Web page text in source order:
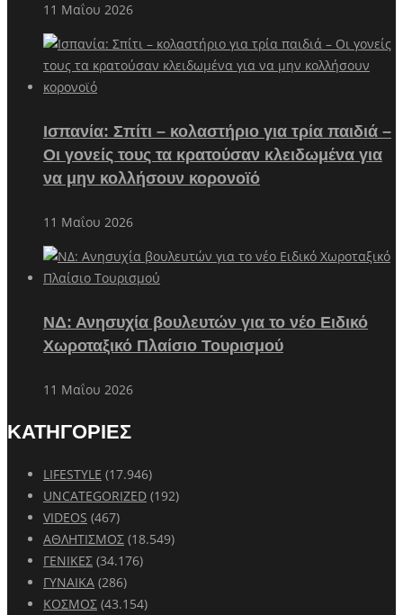
11 Μαΐου 2026
Ισπανία: Σπίτι – κολαστήριο για τρία παιδιά –
Οι γονείς τους τα κρατούσαν κλειδωμένα για
να μην κολλήσουν κορονοϊό
11 Μαΐου 2026
ΝΔ: Ανησυχία βουλευτών για το νέο Ειδικό
Χωροταξικό Πλαίσιο Τουρισμού
11 Μαΐου 2026
ΚΑΤΗΓΟΡΙΕΣ
LIFESTYLE (17.946)
UNCATEGORIZED (192)
VIDEOS (467)
ΑΘΛΗΤΙΣΜΟΣ (18.549)
ΓΕΝΙΚΕΣ (34.176)
ΓΥΝΑΙΚΑ (286)
ΚΟΣΜΟΣ (43.154)